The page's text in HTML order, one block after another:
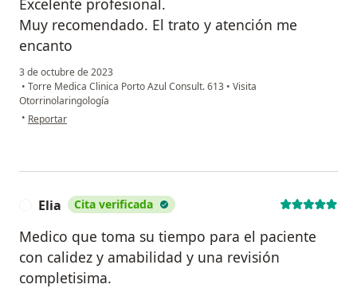
Excelente profesional.
Muy recomendado. El trato y atención me
encanto
3 de octubre de 2023
• Torre Medica Clinica Porto Azul Consult. 613 • Visita
Otorrinolaringología
• en opinión del usuario Imad
Reportar
Elia Cita verificada
Medico que toma su tiempo para el paciente
con calidez y amabilidad y una revisión
completisima.